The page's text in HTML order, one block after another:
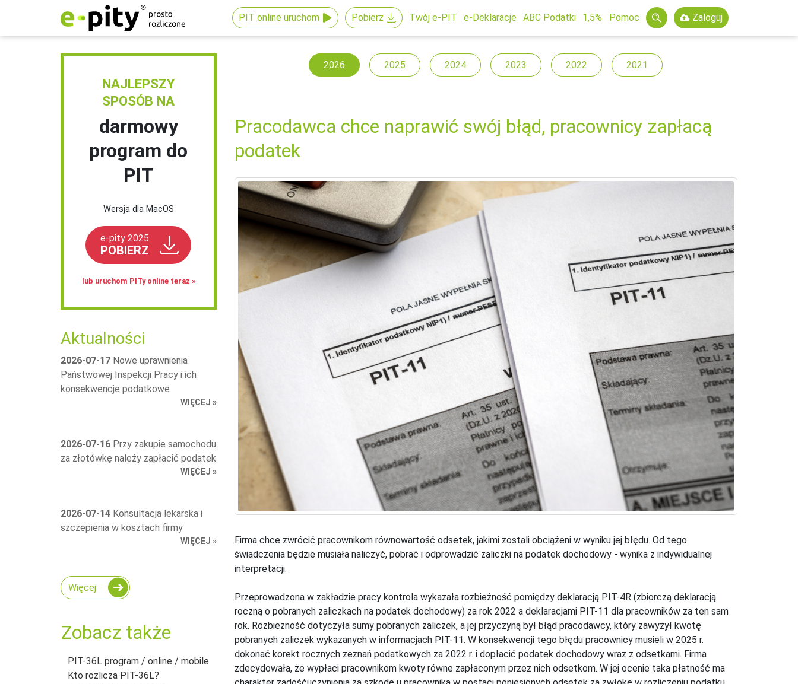
PIT online uruchom Pobierz Twój e-PIT e-Deklaracje ABC Podatki 1,5% Pomoc Zaloguj
NAJLEPSZY
SPOSÓB NA
darmowy
program do
PIT
Wersja dla MacOS
e-pity 2025
POBIERZ
lub uruchom PITy online teraz »
Aktualności
2026-07-17 Nowe uprawnienia
Państwowej Inspekcji Pracy i ich
konsekwencje podatkowe
WIĘCEJ »
2026-07-16 Przy zakupie samochodu
za złotówkę należy zapłacić podatek
WIĘCEJ »
2026-07-14 Konsultacja lekarska i
szczepienia w kosztach firmy
WIĘCEJ »
Więcej
Zobacz także
PIT-36L program / online / mobile
Kto rozlicza PIT-36L?
2026 2025 2024 2023 2022 2021
Pracodawca chce naprawić swój błąd, pracownicy zapłacą
podatek
Firma chce zwrócić pracownikom równowartość odsetek, jakimi zostali obciążeni w wyniku jej błędu. Od tego
świadczenia będzie musiała naliczyć, pobrać i odprowadzić zaliczki na podatek dochodowy - wynika z indywidualnej
interpretacji.
Przeprowadzona w zakładzie pracy kontrola wykazała rozbieżność pomiędzy deklaracją PIT-4R (zbiorczą deklaracją
roczną o pobranych zaliczkach na podatek dochodowy) za rok 2022 a deklaracjami PIT-11 dla pracowników za ten sam
rok. Rozbieżność dotyczyła sumy pobranych zaliczek, a jej przyczyną był błąd pracodawcy, który zawyżył kwotę
pobranych zaliczek wykazanych w informacjach PIT-11. W konsekwencji tego błędu pracownicy musieli w 2025 r.
dokonać korekt rocznych zeznań podatkowych za 2022 r. i dopłacić podatek dochodowy wraz z odsetkami. Firma
zdecydowała, że wypłaci pracownikom kwoty równe zapłaconym przez nich odsetkom. W jej ocenie taka płatność ma